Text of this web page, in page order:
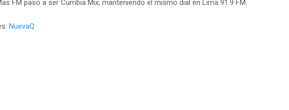
FM paso a ser Cumbia Mix, manteniendo el mismo dial en Lima 91.9 FM.
NuevaQ